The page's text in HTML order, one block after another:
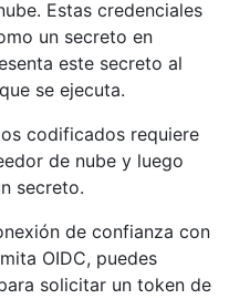
Estas credenciales
un secreto en
este secreto al
se ejecuta.
codificados requiere
de nube y luego
secreto.
de confianza con
OIDC, puedes
solicitar un token de